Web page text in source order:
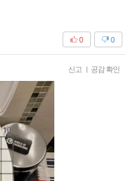
0
0
신고 | 공감 확인